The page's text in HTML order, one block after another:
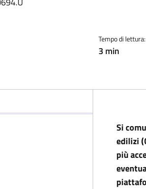
notizia
Tempo di lettura:
3 min
Si
edilizi
più